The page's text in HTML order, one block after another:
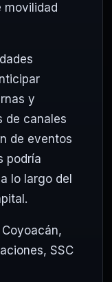
movilidad
y
de canales
de eventos
podría
lo largo del
Coyoacán,
, SSC